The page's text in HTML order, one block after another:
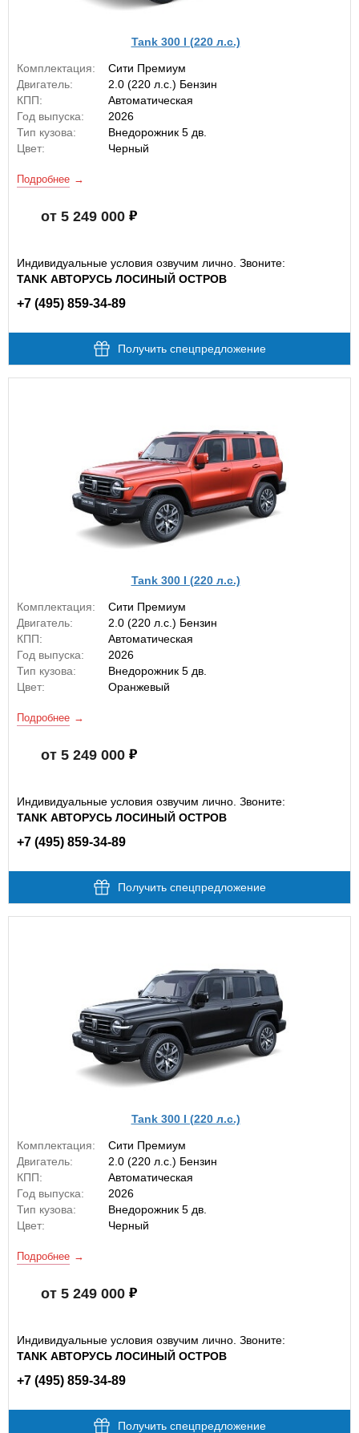
Tank 300 I (220 л.с.)
Комплектация:
Сити Премиум
Двигатель:
2.0 (220 л.с.) Бензин
КПП:
Автоматическая
Год выпуска:
2026
Тип кузова:
Внедорожник 5 дв.
Цвет:
Черный
Подробнее
от 5 249 000
Индивидуальные условия озвучим лично. Звоните:
TANK АВТОРУСЬ ЛОСИНЫЙ ОСТРОВ
+7 (495) 859-34-89
Получить спецпредложение
Tank 300 I (220 л.с.)
Комплектация:
Сити Премиум
Двигатель:
2.0 (220 л.с.) Бензин
КПП:
Автоматическая
Год выпуска:
2026
Тип кузова:
Внедорожник 5 дв.
Цвет:
Оранжевый
Подробнее
от 5 249 000
Индивидуальные условия озвучим лично. Звоните:
TANK АВТОРУСЬ ЛОСИНЫЙ ОСТРОВ
+7 (495) 859-34-89
Получить спецпредложение
Tank 300 I (220 л.с.)
Комплектация:
Сити Премиум
Двигатель:
2.0 (220 л.с.) Бензин
КПП:
Автоматическая
Год выпуска:
2026
Тип кузова:
Внедорожник 5 дв.
Цвет:
Черный
Подробнее
от 5 249 000
Индивидуальные условия озвучим лично. Звоните:
TANK АВТОРУСЬ ЛОСИНЫЙ ОСТРОВ
+7 (495) 859-34-89
Получить спецпредложение